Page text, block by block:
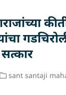
sant santaji